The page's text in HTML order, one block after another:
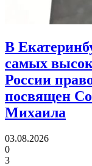
В
самых
России
посвящен
Михаила
03.08.2026
0
3